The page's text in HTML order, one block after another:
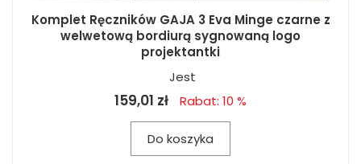
Komplet Ręczników GAJA 3 Eva Minge czarne z
welwetową bordiurą sygnowaną logo
projektantki
Jest
159,01 zł Rabat: 10 %
Do koszyka